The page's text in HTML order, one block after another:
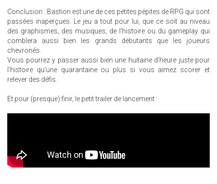
Conclusion : Bastion est une de ces petites pépites de RPG qui sont
passées inaperçues. Le jeu a tout pour lui, que ce soit au niveau
des graphismes, des musiques, de l'histoire ou du gameplay qui
comblera aussi bien les grands débutants que les joueurs
chevronés.
Vous pourrez y passer aussi bien une huitaine d'heure juste pour
l'histoire qu'une quarantaine ou plus si vous aimez scorer et
relever des défis.
Et pour (presque) finir, le petit trailer de lancement :